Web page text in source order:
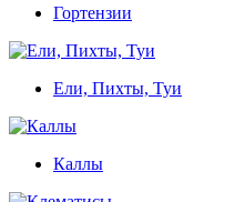
Гортензии
Ели, Пихты, Туи
Каллы